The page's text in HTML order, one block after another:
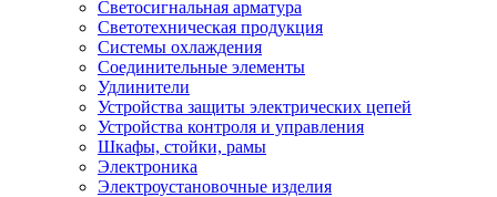
Светосигнальная арматура
Светотехническая продукция
Системы охлаждения
Соединительные элементы
Удлинители
Устройства защиты электрических цепей
Устройства контроля и управления
Шкафы, стойки, рамы
Электроника
Электроустановочные изделия